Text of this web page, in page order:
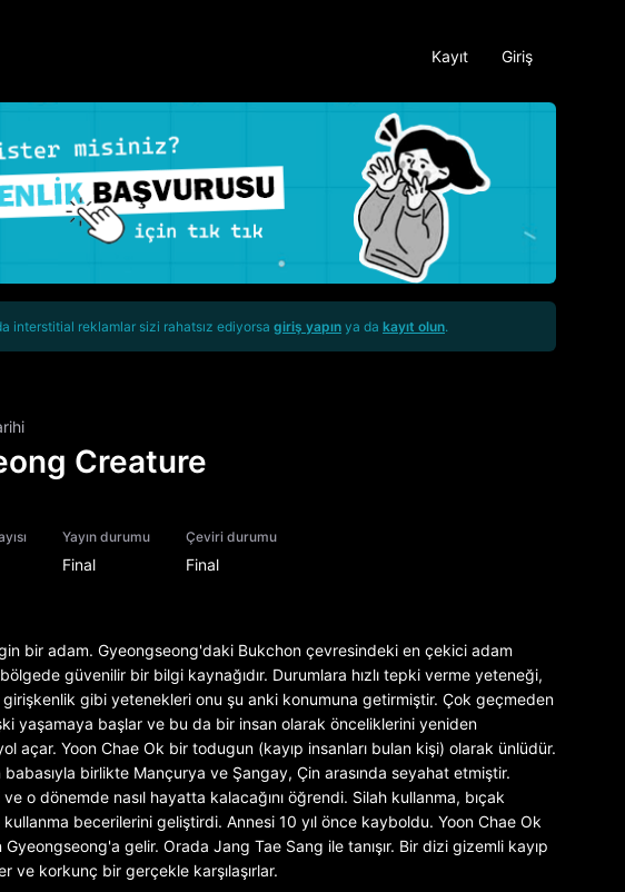
Kayıt Giriş
interstitial reklamlar sizi rahatsız ediyorsa giriş yapın ya da kayıt olun.
Creature
Yayın durumu
Final
Çeviri durumu
Final
bir adam. Gyeongseong'daki Bukchon çevresindeki en çekici adam
güvenilir bir bilgi kaynağıdır. Durumlara hızlı tepki verme yeteneği,
gibi yetenekleri onu şu anki konumuna getirmiştir. Çok geçmeden
yaşamaya başlar ve bu da bir insan olarak önceliklerini yeniden
açar. Yoon Chae Ok bir todugun (kayıp insanları bulan kişi) olarak ünlüdür.
birlikte Mançurya ve Şangay, Çin arasında seyahat etmiştir.
o dönemde nasıl hayatta kalacağını öğrendi. Silah kullanma, bıçak
becerilerini geliştirdi. Annesi 10 yıl önce kayboldu. Yoon Chae Ok
gelir. Orada Jang Tae Sang ile tanışır. Bir dizi gizemli kayıp
ve korkunç bir gerçekle karşılaşırlar.